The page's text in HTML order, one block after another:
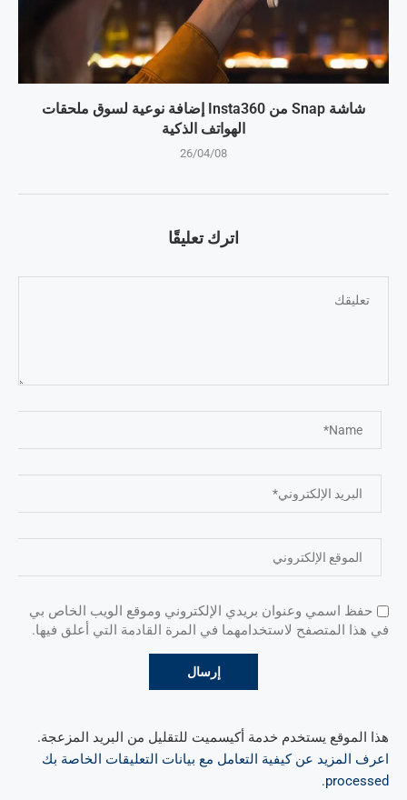
شاشة Snap من Insta360 إضافة نوعية لسوق ملحقات
الهواتف الذكية
26/04/08
اترك تعليقًا
حفظ اسمي وعنوان بريدي الإلكتروني وموقع الويب الخاص بي
في هذا المتصفح لاستخدامهما في المرة القادمة التي أعلق فيها.
هذا الموقع يستخدم خدمة أكيسميت للتقليل من البريد المزعجة.
اعرف المزيد عن كيفية التعامل مع بيانات التعليقات الخاصة بك
processed
.